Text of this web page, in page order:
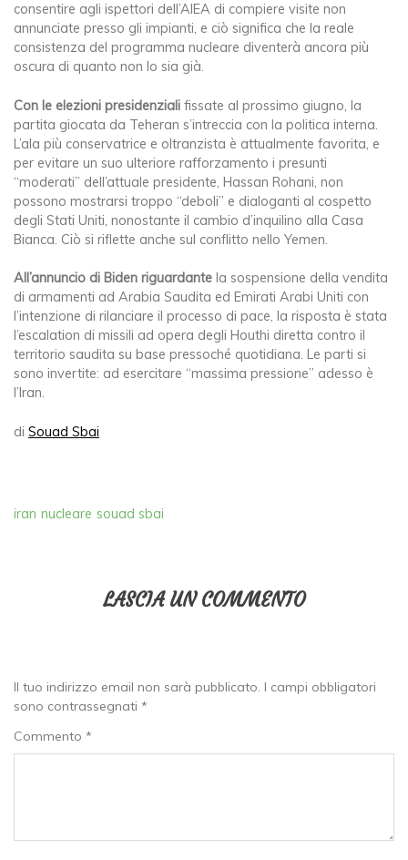
consentire agli ispettori dell’AIEA di compiere visite non
annunciate presso gli impianti, e ciò significa che la reale
consistenza del programma nucleare diventerà ancora più
oscura di quanto non lo sia già.
Con le elezioni presidenziali fissate al prossimo giugno, la
partita giocata da Teheran s’intreccia con la politica interna.
L’ala più conservatrice e oltranzista è attualmente favorita, e
per evitare un suo ulteriore rafforzamento i presunti
“moderati” dell’attuale presidente, Hassan Rohani, non
possono mostrarsi troppo “deboli” e dialoganti al cospetto
degli Stati Uniti, nonostante il cambio d’inquilino alla Casa
Bianca. Ciò si riflette anche sul conflitto nello Yemen.
All’annuncio di Biden riguardante la sospensione della vendita
di armamenti ad Arabia Saudita ed Emirati Arabi Uniti con
l’intenzione di rilanciare il processo di pace, la risposta è stata
l’escalation di missili ad opera degli Houthi diretta contro il
territorio saudita su base pressoché quotidiana. Le parti si
sono invertite: ad esercitare “massima pressione” adesso è
l’Iran.
di Souad Sbai
iran nucleare souad sbai
LASCIA UN COMMENTO
Il tuo indirizzo email non sarà pubblicato. I campi obbligatori
sono contrassegnati *
Commento *